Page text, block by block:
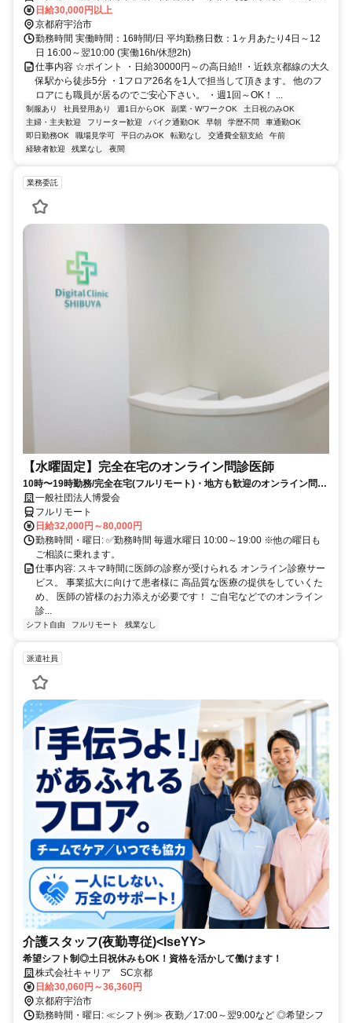
線 新田（京都府）西口徒歩約5分、近鉄京都線 伊勢田東口徒歩約12
分
日給30,000円以上
京都府宇治市
勤務時間 実働時間：16時間/日 平均勤務日数：1ヶ月あたり4日～12
日 16:00～翌10:00 (実働16h/休憩2h)
仕事内容 ☆ポイント ・日給30000円～の高日給!! ・近鉄京都線の大久
保駅から徒歩5分 ・1フロア26名を1人で担当して頂きます。 他のフ
ロアにも職員が居るのでご安心下さい。 ・週1回～OK！ ...
制服あり 社員登用あり 週1日からOK 副業・WワークOK
土日祝のみOK
主婦・主夫歓迎
フリーター歓迎 バイク通勤OK 早朝 学歴不問
車通勤OK
即日勤務OK
職場見学可 平日のみOK 転勤なし 交通費全額支給
午前
経験者歓迎
残業なし 夜間
業務委託
【水曜固定】完全在宅のオンライン問診医師
10時〜19時勤務/完全在宅(フルリモート)・地方も歓迎のオンライン問診
業務一般社団法人博愛会
フルリモート
日給32,000円～80,000円
勤務時間・曜日: ✅勤務時間 毎週水曜日 10:00～19:00 ※他の曜日も
ご相談に乗れます。
仕事内容: スキマ時間に医師の診察が受けられる オンライン診療サー
ビス。 事業拡大に向けて患者様に 高品質な医療の提供をしていくた
め、 医師の皆様のお力添えが必要です！ ご自宅などでのオンライン
診...
シフト自由 フルリモート 残業なし
派遣社員
介護スタッフ(夜勤専従)<IseYY>
希望シフト制◎土日祝休みもOK！資格を活かして働けます！
株式会社キャリア SC京都
日給30,060円～36,360円
京都府宇治市
勤務時間・曜日: ≪シフト例≫ 夜勤／17:00～翌9:00など ◎希望シフ